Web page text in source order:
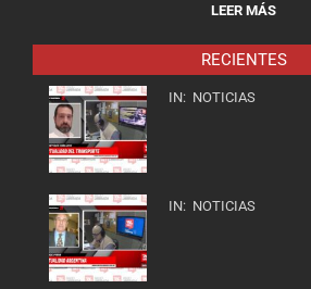
LEER MÁS
RECIENTES
IN: NOTICIAS
IN: NOTICIAS